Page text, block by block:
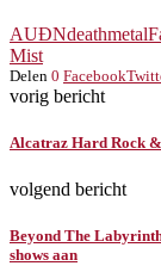
AUÐNdeathmetal
Mist
Delen 0 Facebook
vorig bericht
Alcatraz Hard Rock
volgend bericht
Beyond The
shows aan